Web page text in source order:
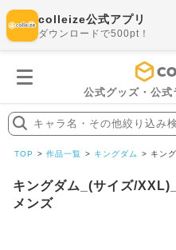
colleize公式アプリ
ダウンロードで500pt！
公式グッズ・公式
る
探
す
キャラ名・その他絞り込み
TOP 作品一覧 キングダム キン
キングダム_(サイズ/
メンズ